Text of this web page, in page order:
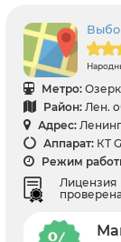
Метро:
Район: Лен.
Адрес:
Аппарат: КТ
Режим
Лицензия
проверена